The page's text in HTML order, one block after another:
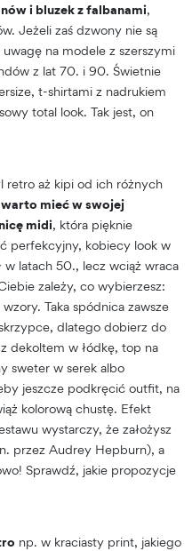
i bluzek z falbanami,
Jeżeli zaś dzwony nie są
na modele z szerszymi
z lat 70. i 90. Świetnie
t-shirtami z nadrukiem
total look. Tak jest, on
retro aż kipi od ich różnych
warto mieć w swojej
midi, która pięknie
perfekcyjny, kobiecy look w
w latach 50., lecz wciąż wraca
zależy, co wybierzesz:
Taka spódnica zawsze
dlatego dobierz do
dekoltem w łódkę, top na
sweter w serek albo
jeszcze podkręcić outfit, na
kolorową chustę. Efekt
wystarczy, że założysz
przez Audrey Hepburn), a
Sprawdź, jakie propozycje
np. w kraciasty print, jakiego